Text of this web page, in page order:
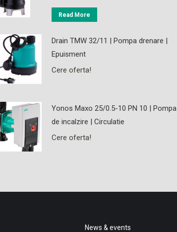
Read More
Drain TMW 32/11 | Pompa drenare |
Epuisment
Cere oferta!
Yonos Maxo 25/0.5-10 PN 10 | Pompa
de incalzire | Circulatie
Cere oferta!
News & events